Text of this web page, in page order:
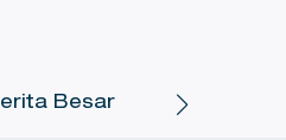
Besar Hubungi Kami